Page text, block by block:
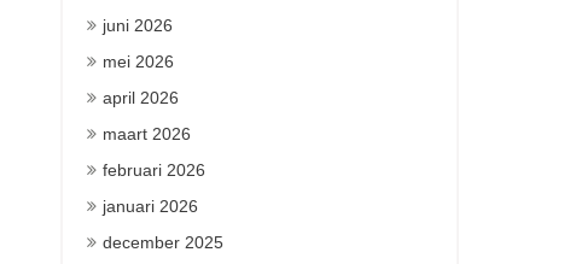
juni 2026
mei 2026
april 2026
maart 2026
februari 2026
januari 2026
december 2025